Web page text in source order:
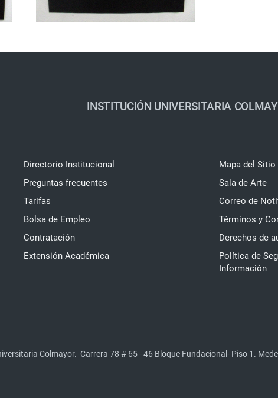
INSTITUCIÓN UNIVERSITARIA
Directorio Institucional
Preguntas frecuentes
Tarifas
Bolsa de Empleo
Contratación
Extensión Académica
Mapa del Sitio
Sala de Arte
Correo de
Términos y
Derechos de
Política de
Información
Colmayor. Carrera 78 # 65 - 46 Bloque Fundacional- Piso 1.